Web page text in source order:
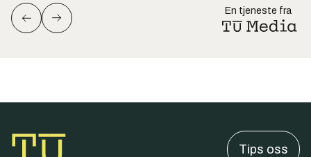
En tjeneste fra
Tips oss